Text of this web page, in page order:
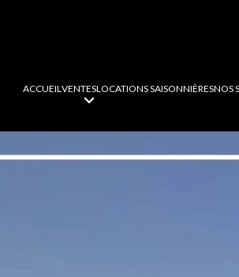
ACCUEIL VENTESLOCATIONS SAISONNIÈRESNOS